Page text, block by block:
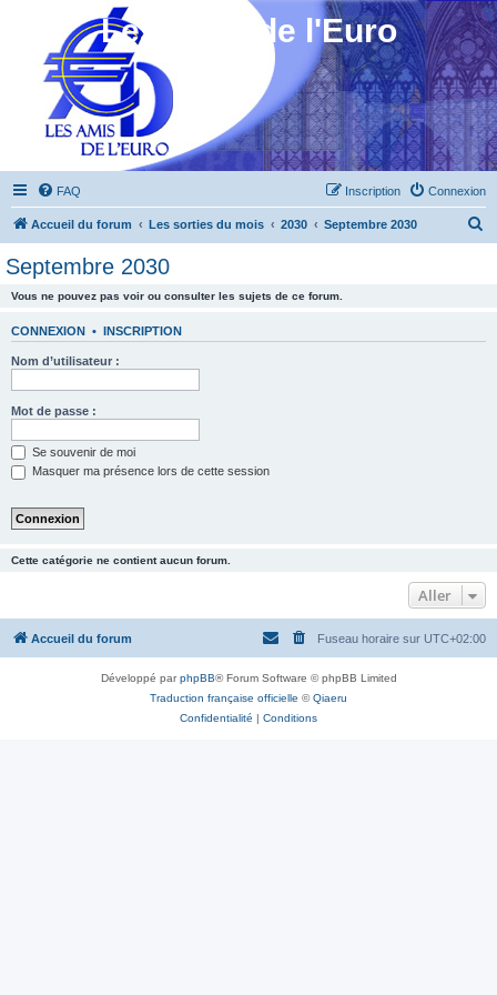
Les Amis de l'Euro
FAQ Connexion
Inscription
Accueil du forum Les sorties du mois 2030 Septembre 2030
Septembre 2030
Vous ne pouvez pas voir ou consulter les sujets de ce forum.
CONNEXION • INSCRIPTION
Nom d’utilisateur :
Mot de passe :
Se souvenir de moi
Masquer ma présence lors de cette session
Cette catégorie ne contient aucun forum.
Aller
Accueil du forum Fuseau horaire sur UTC+02:00
Développé parphpBB® Forum Software © phpBB Limited
Traduction française officielle ©Qiaeru
Confidentialité | Conditions